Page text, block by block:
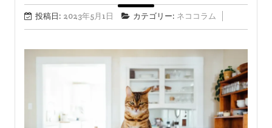
投稿日: 2023年5月1日 カテゴリー: ネココラム